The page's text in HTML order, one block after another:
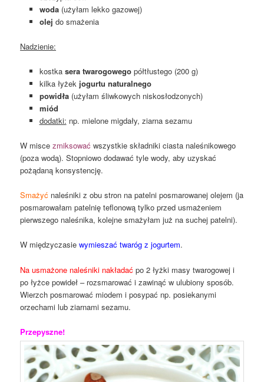
woda(użyłam lekko gazowej)
olej do smażenia
Nadzienie:
kostka sera twarogowegopółtłustego (200 g)
kilka łyżek jogurtu naturalnego
powidła(użyłam śliwkowych niskosłodzonych)
miód
dodatki: np. mielone migdały, ziarna sezamu
W miscezmiksować wszystkie składniki ciasta naleśnikowego
(poza wodą). Stopniowo dodawać tyle wody, aby uzyskać
pożądaną konsystencję.
Smażyć naleśniki z obu stron na patelni posmarowanej olejem (ja
posmarowałam patelnię teflonową tylko przed usmażeniem
pierwszego naleśnika, kolejne smażyłam już na suchej patelni).
W międzyczasiewymieszać twaróg z jogurtem.
Na usmażone naleśniki nakładać po 2 łyżki masy twarogowej i
po łyżce powideł – rozsmarować i zawinąć w ulubiony sposób.
Wierzch posmarować miodem i posypać np. posiekanymi
orzechami lub ziarnami sezamu.
Przepyszne!